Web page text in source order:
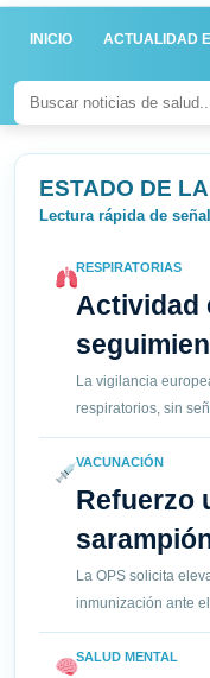
INICIO ACTUALIDAD
ESTADO DE
Lectura rápida de
RESPIRATORIAS
Actividad
La vigilancia
respiratorios, sin
VACUNACIÓN
Refuerzo
La OPS solicita
inmunización ante
SALUD MENTAL